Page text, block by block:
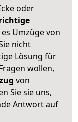
oder
richtige
Umzüge von
nicht
Lösung für
wollen,
von
Sie sie uns,
Antwort auf